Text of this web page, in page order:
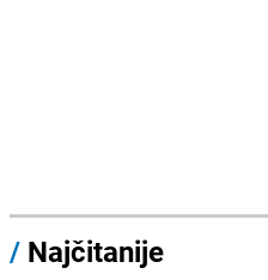
/ Najčitanije